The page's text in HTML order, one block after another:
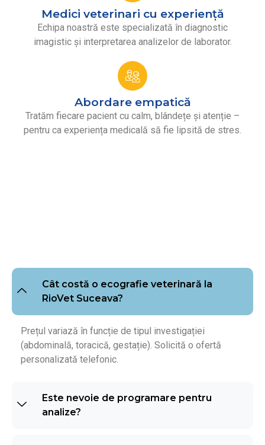
Medici veterinari cu experiență
Echipa noastră este specializată în diagnostic
imagistic și interpretarea analizelor de laborator.
Abordare empatică
Tratăm fiecare pacient cu calm, blândețe și atenție –
pentru ca experiența medicală să fie lipsită de stres.
Cât costă o ecografie veterinară la
RioVet Suceava?
Prețul variază în funcție de tipul investigației
(abdominală, toracică, gestație). Solicită o ofertă
personalizată telefonic.
Este nevoie de programare pentru
analize?